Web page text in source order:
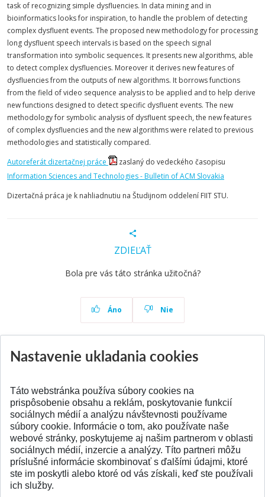
task of recognizing simple dysfluencies. In data mining and in
bioinformatics looks for inspiration, to handle the problem of detecting
complex dysfluent events. The proposed new methodology for processing
long dysfluent speech intervals is based on the speech signal
transformation into symbolic sequences. It presents new algorithms, able
to detect complex dysfluencies. Moreover it derives new features of
dysfluencies from the outputs of new algorithms. It borrows functions
from the field of video sequence analysis to be applied and to help derive
new functions designed to detect specific dysfluent events. The new
methodology for symbolic analysis of dysfluent speech, the new features
of complex dysfluencies and the new algorithms were related to previous
methodologies and statistically compared.
Autoreferát dizertačnej práce
zaslaný do vedeckého časopisu
Information Sciences and Technologies - Bulletin of ACM Slovakia
Dizertačná práca je k nahliadnutiu na Študijnom oddelení FIIT STU.
ZDIEĽAŤ
Bola pre vás táto stránka užitočná?
Áno Nie
SPÄŤ NA VRCH
Nastavenie ukladania cookies
Táto webstránka používa súbory cookies na
prispôsobenie obsahu a reklám, poskytovanie funkcií
sociálnych médií a analýzu návštevnosti používame
súbory cookie. Informácie o tom, ako používate naše
webové stránky, poskytujeme aj našim partnerom v oblasti
sociálnych médií, inzercie a analýzy. Títo partneri môžu
príslušné informácie skombinovať s ďalšími údajmi, ktoré
ste im poskytli alebo ktoré od vás získali, keď ste používali
ich služby.